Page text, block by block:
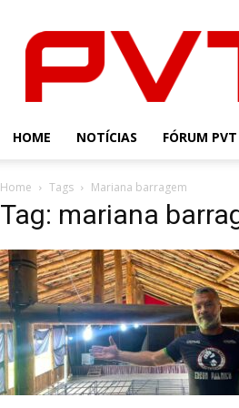
HOME NOTÍCIAS FÓRUM PVT
Home Tags Mariana barragem
Tag: mariana